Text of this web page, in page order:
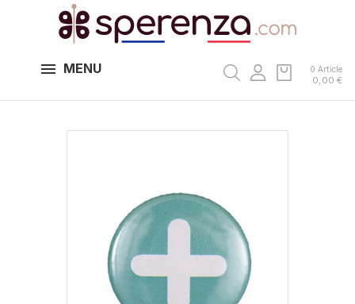
MENU 0 Article
0,00 €